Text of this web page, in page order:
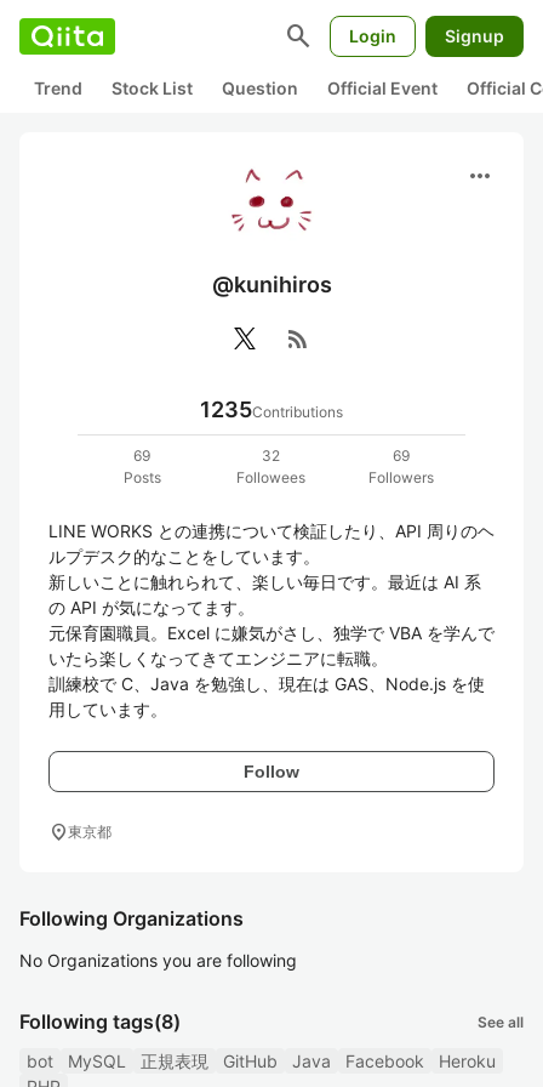
search Login Signup
Trend Stock List Question Official Event Official
more_horiz
@kunihiros
rss_feed
1235Contributions
69
Posts
32
Followees
69
Followers
LINE WORKS との連携について検証したり、API 周りのヘ
ルプデスク的なことをしています。
新しいことに触れられて、楽しい毎日です。最近は AI 系
の API が気になってます。
元保育園職員。Excel に嫌気がさし、独学で VBA を学んで
いたら楽しくなってきてエンジニアに転職。
訓練校で C、Java を勉強し、現在は GAS、Node.js を使
用しています。
Follow
location_on東京都
Following Organizations
No Organizations you are following
Following tags(8) See all
bot MySQL 正規表現 GitHub Java Facebook
Heroku